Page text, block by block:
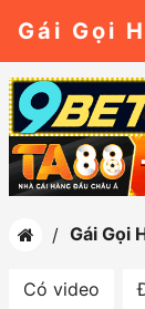
Gái Gọi
Gái Gọi
Có video